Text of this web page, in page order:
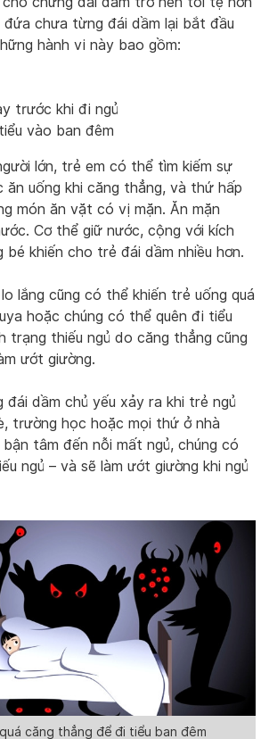
đứa chưa từng đái dầm lại bắt đầu
hành vi này bao gồm:
trước khi đi ngủ
vào ban đêm
lớn, trẻ em có thể tìm kiếm sự
ăn uống khi căng thẳng, và thứ hấp
món ăn vặt có vị mặn. Ăn mặn
Cơ thể giữ nước, cộng với kích
bé khiến cho trẻ đái dầm nhiều hơn.
lắng cũng có thể khiến trẻ uống quá
hoặc chúng có thể quên đi tiểu
trạng thiếu ngủ do căng thẳng cũng
ướt giường.
dầm chủ yếu xảy ra khi trẻ ngủ
trường học hoặc mọi thứ ở nhà
tâm đến nỗi mất ngủ, chúng có
ngủ – và sẽ làm ướt giường khi ngủ
căng thẳng để đi tiểu ban đêm